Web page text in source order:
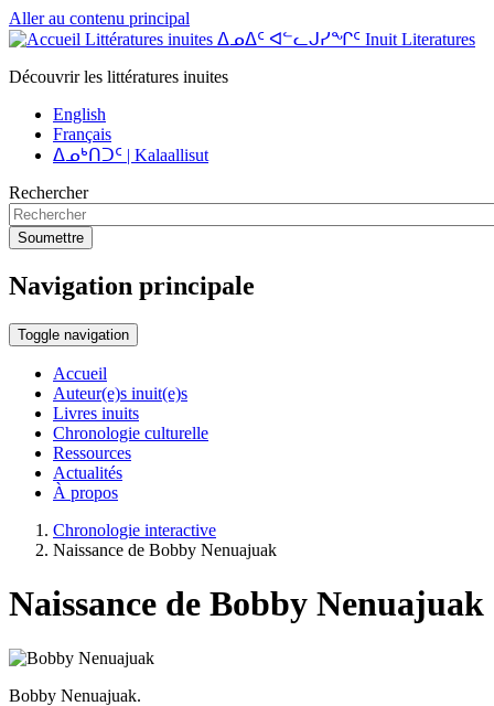
Aller au contenu principal
Littératures inuites ᐃᓄᐃᑦ ᐊᓪᓚᒍᓯᖏᑦ Inuit Literatures
Découvrir les littératures inuites
English
Français
ᐃᓄᒃᑎᑐᑦ | Kalaallisut
Rechercher
Soumettre
Navigation principale
Toggle navigation
Accueil
Auteur(e)s inuit(e)s
Livres inuits
Chronologie culturelle
Ressources
Actualités
À propos
Chronologie interactive
Naissance de Bobby Nenuajuak
Naissance de Bobby Nenuajuak
Bobby Nenuajuak.